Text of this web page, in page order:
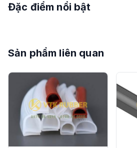
Đặc điểm nổi bật
Sản phẩm liên quan